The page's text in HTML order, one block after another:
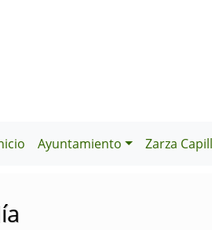
Ayuntamiento Zarza